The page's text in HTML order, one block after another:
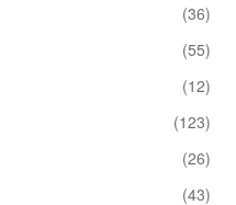
(36)
(55)
(12)
(123)
(26)
(43)